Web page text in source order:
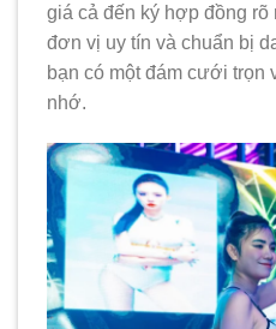
giá cả đến ký hợp đồng rõ
đơn vị uy tín và chuẩn bị
bạn có một đám cưới trọn
nhớ.